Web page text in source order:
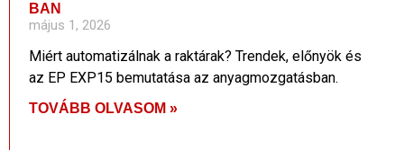
BAN
május 1, 2026
Miért automatizálnak a raktárak? Trendek, előnyök és
az EP EXP15 bemutatása az anyagmozgatásban.
TOVÁBB OLVASOM »